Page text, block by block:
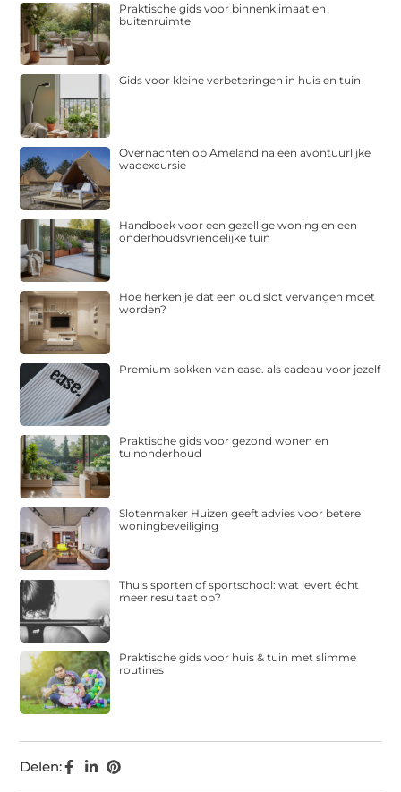
Delen:
Praktische gids voor binnenklimaat en
buitenruimte
Gids voor kleine verbeteringen in huis en tuin
Overnachten op Ameland na een avontuurlijke
wadexcursie
Handboek voor een gezellige woning en een
onderhoudsvriendelijke tuin
Hoe herken je dat een oud slot vervangen moet
worden?
Premium sokken van ease. als cadeau voor jezelf
Praktische gids voor gezond wonen en
tuinonderhoud
Slotenmaker Huizen geeft advies voor betere
woningbeveiliging
Thuis sporten of sportschool: wat levert écht
meer resultaat op?
Praktische gids voor huis & tuin met slimme
routines